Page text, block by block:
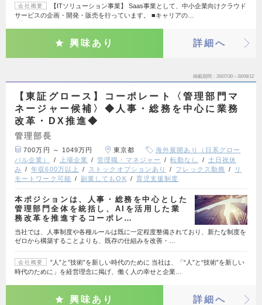
会社概要
【ITソリューション事業】 Saas事業として、中小企業向けクラウド
サービスの企画・開発・販売を行っています。 ■キャリアの…
興味あり 詳細へ
掲載期間 26/07/30～26/08/12
【東証グロース】コーポレート〈管理部門マ
ネージャー候補〉◆人事・総務を中心に業務
改革・DX推進◆
管理部長
700万円 ～ 1049万円 東京都
海外展開あり（日系グロー
バル企業）
上場企業 管理職・マネジャー 転勤なし
土日祝休
み
年収600万以上 ストックオプションあり フレックス勤務
リ
モートワーク可能
副業してもOK 育児支援制度
本ポジションは、人事・総務を中心とした
管理部門全体を統括し、AIを活用した業
務改革を推進するコーポレ…
当社では、人事制度や各種ルールは既に一定程度整備されており、新たな制度を
ゼロから構築することよりも、既存の仕組みを改善・…
会社概要
”人”と”技術”を新しい時代のために 当社は、「“人”と“技術”を新しい
時代のために」を経営理念に掲げ、働く人の幸せと企業…
興味あり 詳細へ